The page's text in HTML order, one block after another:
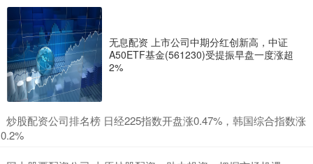
无息配资 上市公司中期分红创新高，中证
A50ETF基金(561230)受提振早盘一度涨超
2%
​炒股配资公司排名榜 日经225指数开盘涨0.47%，韩国综合指数涨
0.2%